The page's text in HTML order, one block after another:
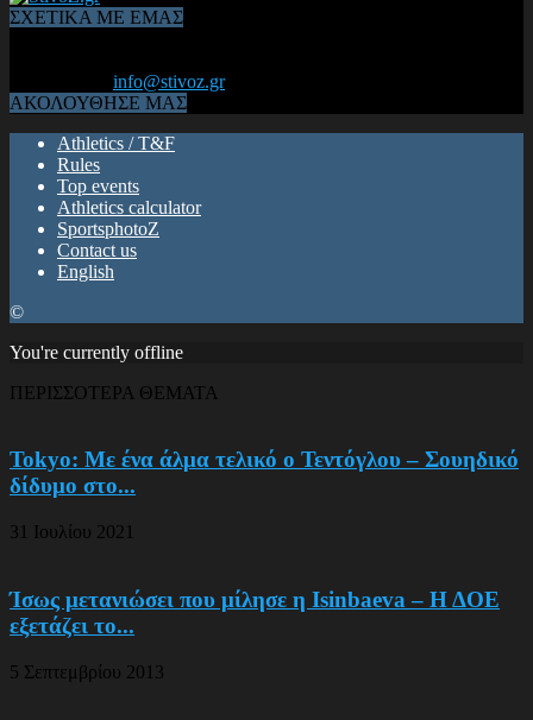
ΣΧΕΤΙΚΑ ΜΕ ΕΜΑΣ
info@stivoz.gr
ΑΚΟΛΟΥΘΗΣΕ ΜΑΣ
Athletics / T&F
Rules
Top events
Athletics calculator
SportsphotoZ
Contact us
English
©
You're currently offline
ΠΕΡΙΣΣΟΤΕΡΑ ΘΕΜΑΤΑ
Tokyo: Με ένα άλμα τελικό ο Τεντόγλου – Σουηδικό
δίδυμο στο...
31 Ιουλίου 2021
Ίσως μετανιώσει που μίλησε η Isinbaeva – Η ΔΟΕ
εξετάζει το...
5 Σεπτεμβρίου 2013